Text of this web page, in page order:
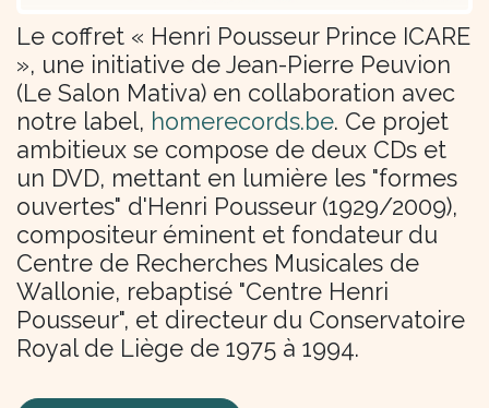
Le coffret « Henri Pousseur Prince ICARE
», une initiative de Jean-Pierre Peuvion
(Le Salon Mativa) en collaboration avec
notre label, homerecords.be. Ce projet
ambitieux se compose de deux CDs et
un DVD, mettant en lumière les "formes
ouvertes" d'Henri Pousseur (1929/2009),
compositeur éminent et fondateur du
Centre de Recherches Musicales de
Wallonie, rebaptisé "Centre Henri
Pousseur", et directeur du Conservatoire
Royal de Liège de 1975 à 1994.